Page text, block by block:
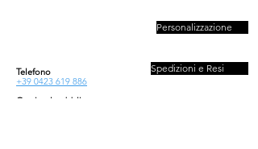
Telefono
+39 0423 619 886
Orario al pubblico
Personalizzazione
Spedizioni e Resi